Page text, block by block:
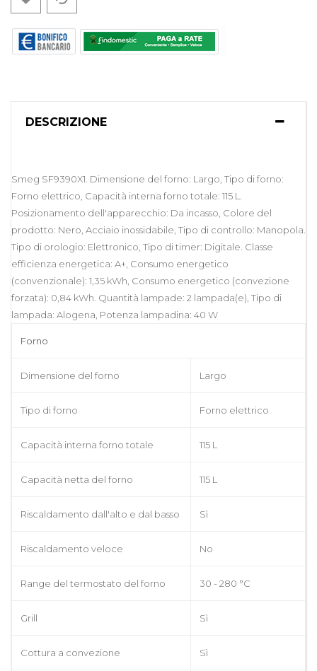
DESCRIZIONE
Smeg SF9390X1. Dimensione del forno: Largo, Tipo di forno:
Forno elettrico, Capacità interna forno totale: 115 L.
Posizionamento dell'apparecchio: Da incasso, Colore del
prodotto: Nero, Acciaio inossidabile, Tipo di controllo: Manopola.
Tipo di orologio: Elettronico, Tipo di timer: Digitale. Classe
efficienza energetica: A+, Consumo energetico
(convenzionale): 1,35 kWh, Consumo energetico (convezione
forzata): 0,84 kWh. Quantità lampade: 2 lampada(e), Tipo di
lampada: Alogena, Potenza lampadina: 40 W
Forno
Dimensione del forno Largo
Tipo di forno Forno elettrico
Capacità interna forno totale 115 L
Capacità netta del forno 115 L
Riscaldamento dall'alto e dal basso Sì
Riscaldamento veloce No
Range del termostato del forno 30 - 280 °C
Grill Sì
Cottura a convezione Sì